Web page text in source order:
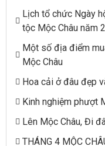
Lịch tổ chức Ngày
tộc Mộc Châu năm
Một số địa điểm
Mộc Châu
Hoa cải ở đâu đẹp
Kinh nghiệm phượt
Lên Mộc Châu, Đi
THÁNG 4 MỘC